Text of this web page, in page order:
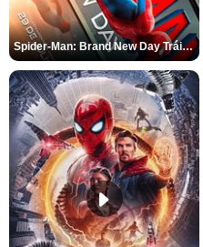
Spider-Man: Brand New Day Tráiler (3)